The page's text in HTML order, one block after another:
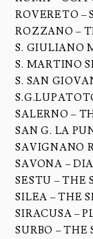
ROVERETO –
ROZZANO –
S. GIULIANO
S. MARTINO
S. SAN
SALERNO –
SAN G. LA
SAVIGNANO
SAVONA –
SESTU – THE
SILEA – THE
SIRACUSA –
SURBO – THE